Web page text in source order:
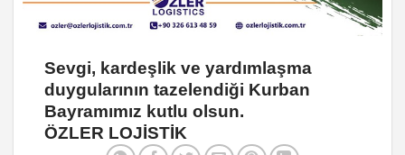
Sevgi, kardeşlik ve yardımlaşma
duygularının tazelendiği Kurban
Bayramımız kutlu olsun.
ÖZLER LOJİSTİK